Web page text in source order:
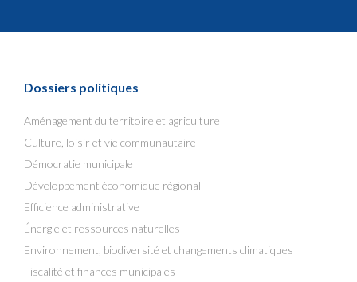
Dossiers politiques
Aménagement du territoire et agriculture
Culture, loisir et vie communautaire
Démocratie municipale
Développement économique régional
Efficience administrative
Énergie et ressources naturelles
Environnement, biodiversité et changements climatiques
Fiscalité et finances municipales